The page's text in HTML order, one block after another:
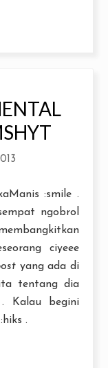
:smile .
ngobrol
ciyeee
yang ada di
tentang dia
Kalau begini
:hiks .